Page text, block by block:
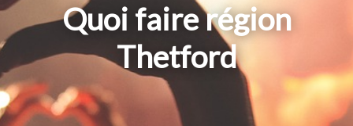
Quoi faire région
Thetford